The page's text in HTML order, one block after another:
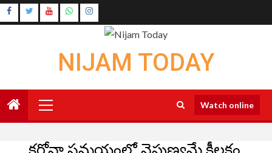
Skip
to
Instagram
NIJAM TODAY
Menu
Watch online